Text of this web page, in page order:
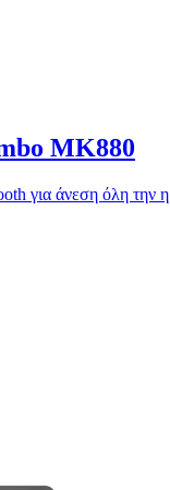
MK880
για άνεση όλη την